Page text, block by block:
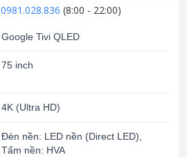
0981.028.836 (8:00 - 22:00)
Google Tivi QLED
75 inch
4K (Ultra HD)
Đèn nền: LED nền (Direct LED),
Tấm nền: HVA